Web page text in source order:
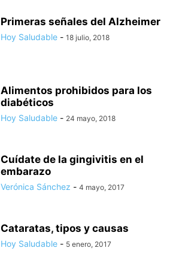
Primeras señales del Alzheimer
Hoy Saludable - 18 julio, 2018
Alimentos prohibidos para los
diabéticos
Hoy Saludable - 24 mayo, 2018
Cuídate de la gingivitis en el
embarazo
Verónica Sánchez - 4 mayo, 2017
Cataratas, tipos y causas
Hoy Saludable - 5 enero, 2017